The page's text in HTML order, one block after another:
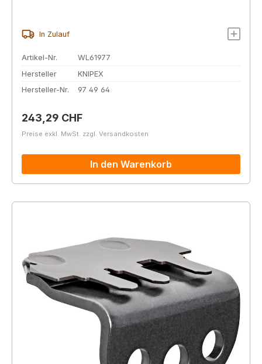
In Zulauf
Artikel-Nr.
WL61977
Hersteller
KNIPEX
Hersteller-Nr.
97 49 64
Regulärer Preis:
243,29 CHF
Preise exkl. MwSt. zzgl. Versandkosten
In den Warenkorb